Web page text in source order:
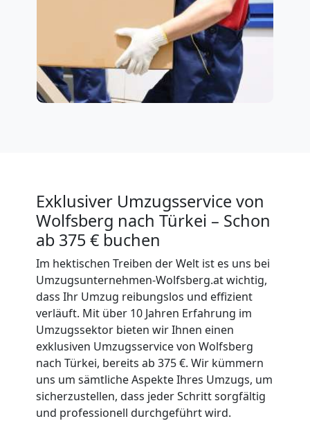
Exklusiver Umzugsservice von
Wolfsberg nach Türkei – Schon
ab 375 € buchen
Im hektischen Treiben der Welt ist es uns bei
Umzugsunternehmen-Wolfsberg.at wichtig,
dass Ihr Umzug reibungslos und effizient
verläuft. Mit über 10 Jahren Erfahrung im
Umzugssektor bieten wir Ihnen einen
exklusiven Umzugsservice von Wolfsberg
nach Türkei, bereits ab 375 €. Wir kümmern
uns um sämtliche Aspekte Ihres Umzugs, um
sicherzustellen, dass jeder Schritt sorgfältig
und professionell durchgeführt wird.